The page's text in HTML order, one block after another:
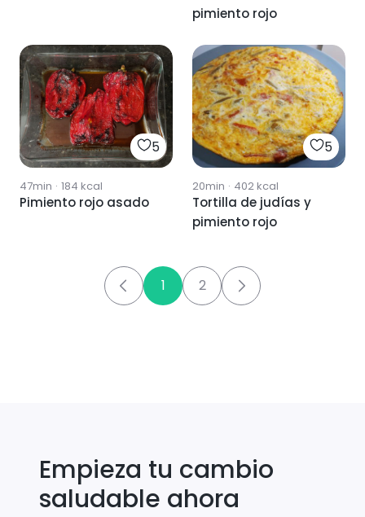
pimiento rojo
5
47min · 184 kcal
Pimiento rojo asado
5
20min · 402kcal
Tortilla de judías y
pimiento rojo
1 2
Empieza tu cambio
saludable ahora